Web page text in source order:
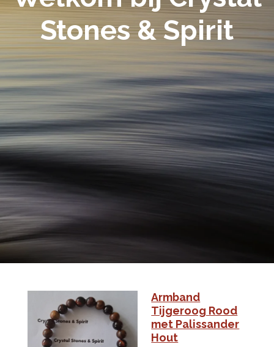
Stones & Spirit
Armband
Tijgeroog Rood
met Palissander
Hout